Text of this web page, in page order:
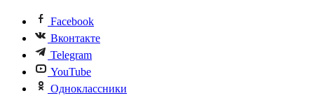
Facebook
Вконтакте
Telegram
YouTube
Одноклассники